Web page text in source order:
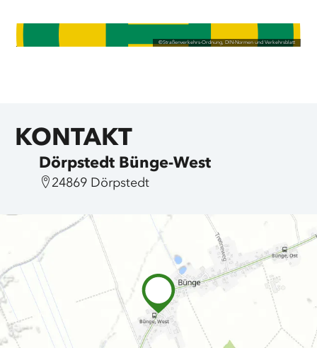
©Straßenverkehrs-Ordnung, DIN-Normen und Verkehrsblatt
KONTAKT
Dörpstedt Bünge-West
24869 Dörpstedt